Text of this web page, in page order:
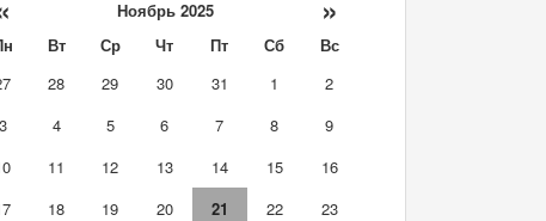
Ноябрь 2025 »
Вт Ср Чт Пт Сб
Вс
28 29 30 31 1
2
3
4 5 6 7 8
9
11 12 13 14 15
16
18 19 20 21 22
23